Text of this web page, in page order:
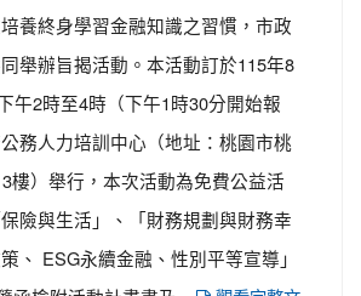
養終身學習金融知識之習慣，市政
舉辦旨揭活動。本活動訂於115年8
午2時至4時（下午1時30分開始報
務人力培訓中心（地址：桃園市桃
樓）舉行，本次活動為免費公益活
險與生活」、「財務規劃與財務幸
、 ESG永續金融、性別平等宣導」